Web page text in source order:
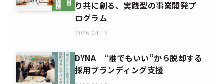
り共に創る、実践型の事業開発プ
ログラム
2026.04.16
DYNA｜“誰でもいい”から脱却する
採用ブランディング支援